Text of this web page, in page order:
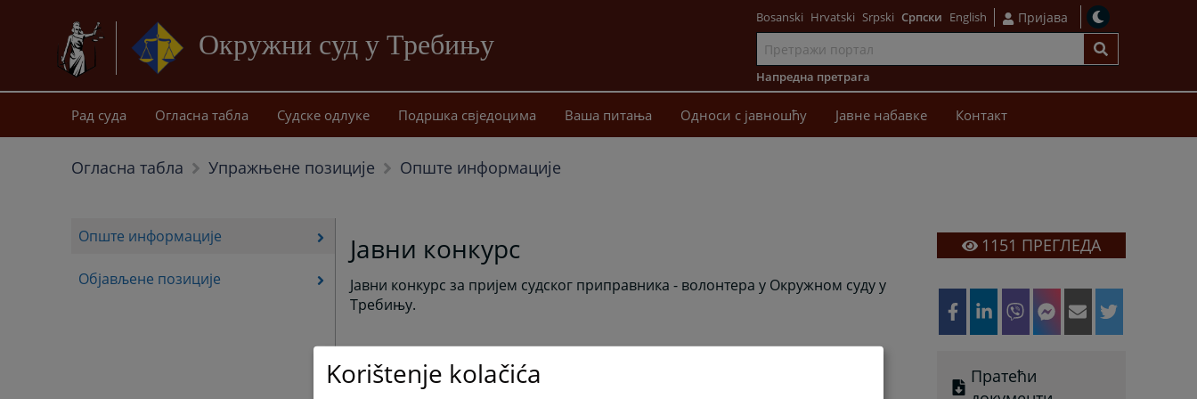
Окружни суд у Требињу
садржај
Bosanski Hrvatski Srpski Српски English Пријава
Напредна претрага
Рад суда Огласна табла Судске одлуке Подршка свједоцима Ваша питања Односи с јавношћу Јавне набавке Контакт
Огласна табла Упражњене позиције Опште информације
Опште информације
Објављене позиције
Јавни конкурс
Јавни конкурс за пријем судског приправника - волонтера у Окружном суду у
Требињу.
1151 ПРЕГЛЕДА
Пратећи
Korištenje kolačića